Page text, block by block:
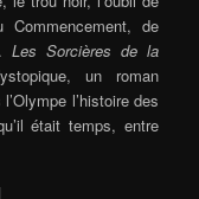
de
Les Sorcières de la
un roman
l’histoire des
était temps, entre